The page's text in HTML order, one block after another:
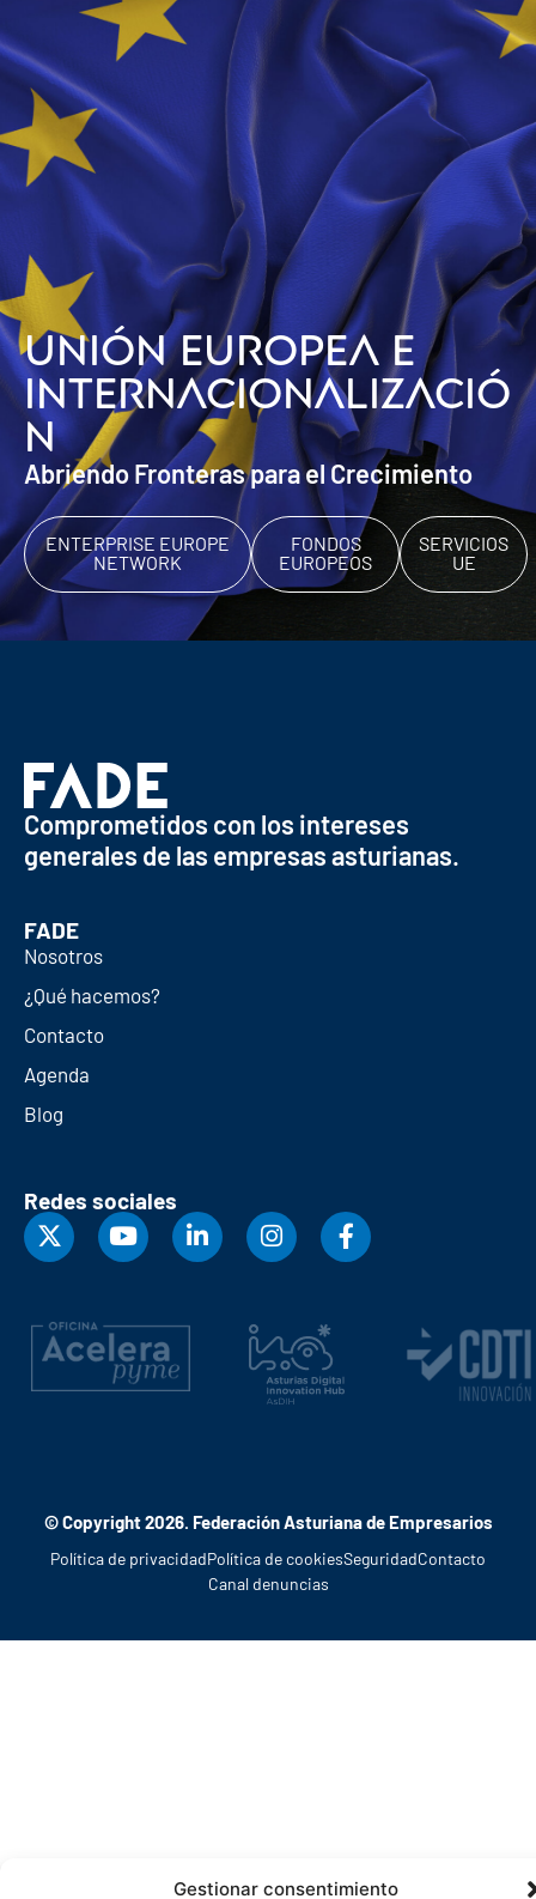
Gestionar consentimiento
Unión Europea e
internacionalizació
n
Abriendo Fronteras para el Crecimiento
ENTERPRISE EUROPE
NETWORK
FONDOS
EUROPEOS
SERVICIOS
UE
Comprometidos con los intereses
generales de las empresas asturianas.
FADE
Nosotros
¿Qué hacemos?
Contacto
Agenda
Blog
Redes sociales
© Copyright 2026. Federación Asturiana de Empresarios
Política de privacidadPolítica de cookiesSeguridadContacto
Canal denuncias